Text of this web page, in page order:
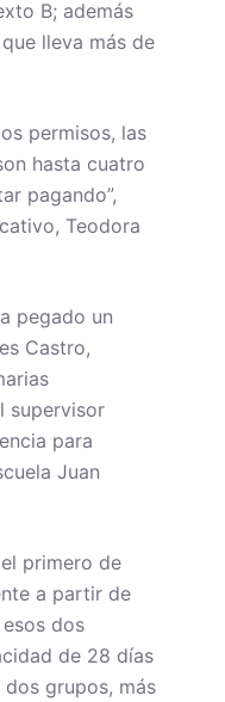
B; además
lleva más de
permisos, las
hasta cuatro
pagando”,
Teodora
pegado un
Castro,
supervisor
para
Juan
primero de
a partir de
dos
de 28 días
grupos, más